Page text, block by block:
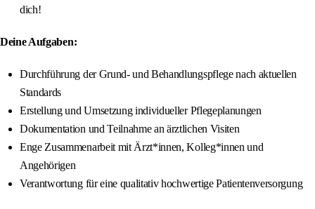
dich!
Deine Aufgaben:
Durchführung der Grund- und Behandlungspflege nach aktuellen
Standards
Erstellung und Umsetzung individueller Pflegeplanungen
Dokumentation und Teilnahme an ärztlichen Visiten
Enge Zusammenarbeit mit Ärzt*innen, Kolleg*innen und
Angehörigen
Verantwortung für eine qualitativ hochwertige Patientenversorgung